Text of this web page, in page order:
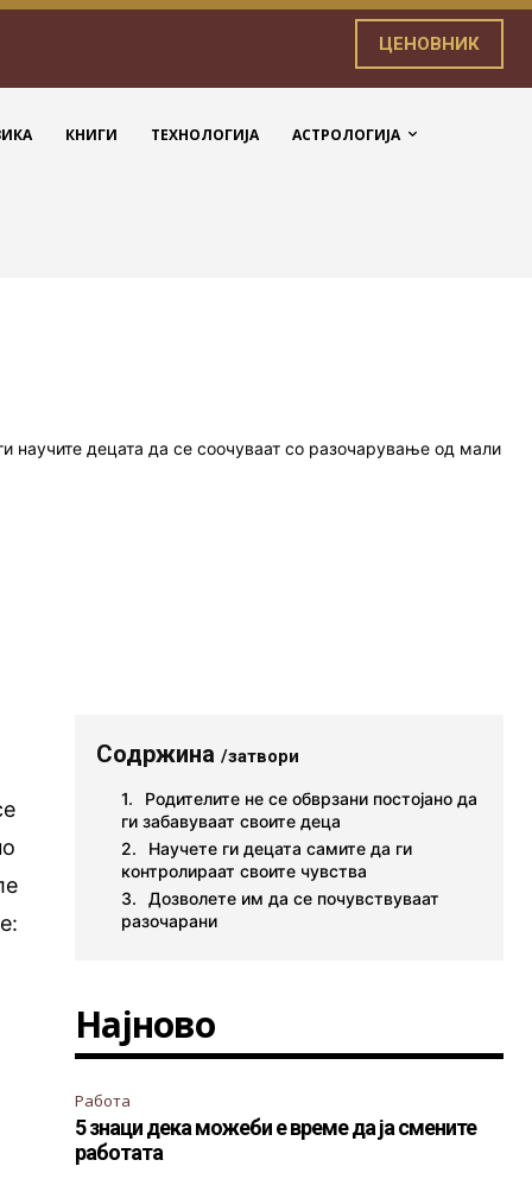
ЦЕНОВНИК
КНИГИ ТЕХНОЛОГИЈА АСТРОЛОГИЈА
Содржина/затвори
Родителите не се обврзани постојано да
ги забавуваат своите деца
Научете ги децата самите да ги
контролираат своите чувства
Дозволете им да се почувствуваат
разочарани
Најново
Работа
5 знаци дека можеби е време да ја смените
работата